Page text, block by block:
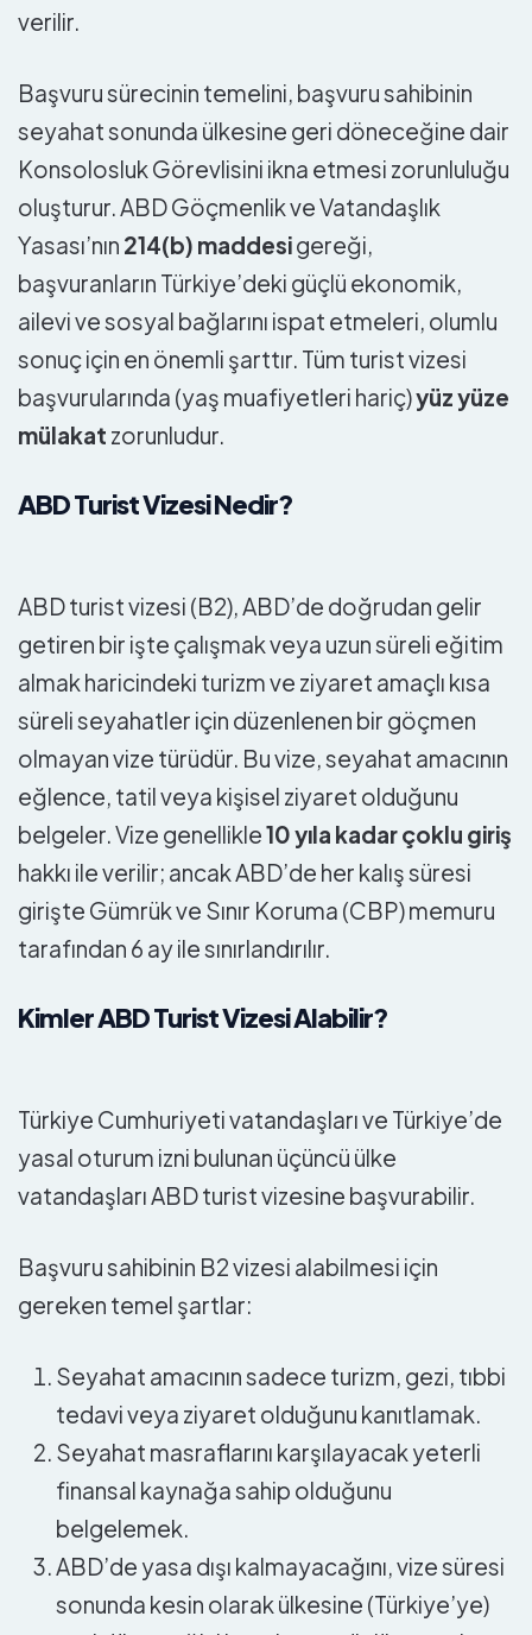
verilir.
Başvuru sürecinin temelini, başvuru sahibinin
seyahat sonunda ülkesine geri döneceğine dair
Konsolosluk Görevlisini ikna etmesi zorunluluğu
oluşturur. ABD Göçmenlik ve Vatandaşlık
Yasası’nın 214(b) maddesigereği,
başvuranların Türkiye’deki güçlü ekonomik,
ailevi ve sosyal bağlarını ispat etmeleri, olumlu
sonuç için en önemli şarttır. Tüm turist vizesi
başvurularında (yaş muafiyetleri hariç)yüz yüze
mülakat zorunludur.
ABD Turist Vizesi Nedir?
ABD turist vizesi (B2), ABD’de doğrudan gelir
getiren bir işte çalışmak veya uzun süreli eğitim
almak haricindeki turizm ve ziyaret amaçlı kısa
süreli seyahatler için düzenlenen bir göçmen
olmayan vize türüdür. Bu vize, seyahat amacının
eğlence, tatil veya kişisel ziyaret olduğunu
belgeler. Vize genellikle10 yıla kadar çoklu giriş
hakkı ile verilir; ancak ABD’de her kalış süresi
girişte Gümrük ve Sınır Koruma (CBP) memuru
tarafından 6 ay ile sınırlandırılır.
Kimler ABD Turist Vizesi Alabilir?
Türkiye Cumhuriyeti vatandaşları ve Türkiye’de
yasal oturum izni bulunan üçüncü ülke
vatandaşları ABD turist vizesine başvurabilir.
Başvuru sahibinin B2 vizesi alabilmesi için
gereken temel şartlar:
Seyahat amacının sadece turizm, gezi, tıbbi
tedavi veya ziyaret olduğunu kanıtlamak.
Seyahat masraflarını karşılayacak yeterli
finansal kaynağa sahip olduğunu
belgelemek.
ABD’de yasa dışı kalmayacağını, vize süresi
sonunda kesin olarak ülkesine (Türkiye’ye)